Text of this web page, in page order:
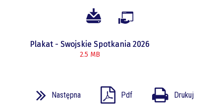
Plakat - Swojskie Spotkania 2026
2.5 MB
Następna Pdf Drukuj